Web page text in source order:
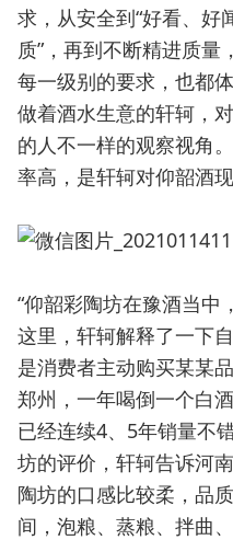
求，从安全到“好看、好
质”，再到不断精进质量
每一级别的要求，也都
做着酒水生意的轩轲，
的人不一样的观察视角
率高，是轩轲对仰韶酒现
“仰韶彩陶坊在豫酒当中
这里，轩轲解释了一下
是消费者主动购买某某
郑州，一年喝倒一个白
已经连续4、5年销量不
坊的评价，轩轲告诉河
陶坊的口感比较柔，品
间，泡粮、蒸粮、拌曲